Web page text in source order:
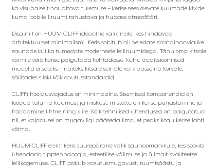
ka visuaalselt nauditava tulemuse – kerise sees olevate kuumade kivide
kuma loob leiliruumi rahustava ja hubase atmosfääri.
Disainilt on HUUM CLIFF ideaalne valik neile, kes hindavad
arhitektuurset minimalismi. Keris sobitub nii heledate skandinaavialike
saunade kui ka tumedate modernsete leiliruumidega. Tänu oma kitsale
vormile võib kerise paigutada kohtadesse, kuhu traditsioonilised
mudelid ei sobiks – näiteks kitsale seinale või klaasseina kõrvale,
säilitades siiski kõik ohutusstandardid.
CLIFFi hooldusvajadus on minimaalne. Sisemised komponendid on
loodud taluma kuumust ja niiskust, mistõttu on kerise puhastamine ja
hooldamine lihtne ning kiire. Kõik tehnilised ühendused on paigutatud
nii, et vajadusel on mugav ligi pääseda ilma, et peaks kogu kerise lahti
võtma.
HUUM CLIFF elektrikeris suurepärane valik saunaomanikule, kes soovib
ühendada tipptehnoloogia, esteetilise välimuse ja ülimalt kvaliteetse
leilikogemuse. CLIFF pakub kasutusmugavust, ruumisäästu ja